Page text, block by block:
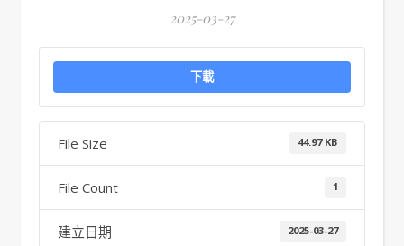
2025-03-27
下載
File Size 44.97 KB
File Count 1
建立日期 2025-03-27